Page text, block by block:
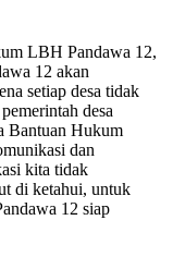
LBH Pandawa 12,
12 akan
setiap desa tidak
desa
Bantuan Hukum
dan
kita tidak
di ketahui, untuk
12 siap